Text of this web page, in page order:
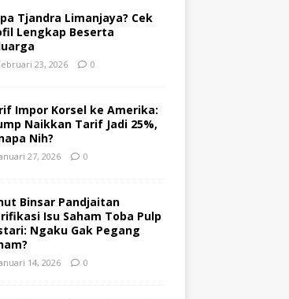
Tjandra Limanjaya? Cek
Lengkap Beserta
23, 2026 0
Impor Korsel ke Amerika:
Naikkan Tarif Jadi 25%,
Nih?
27, 2026 0
Binsar Pandjaitan
Isu Saham Toba Pulp
Ngaku Gak Pegang
14, 2026 0